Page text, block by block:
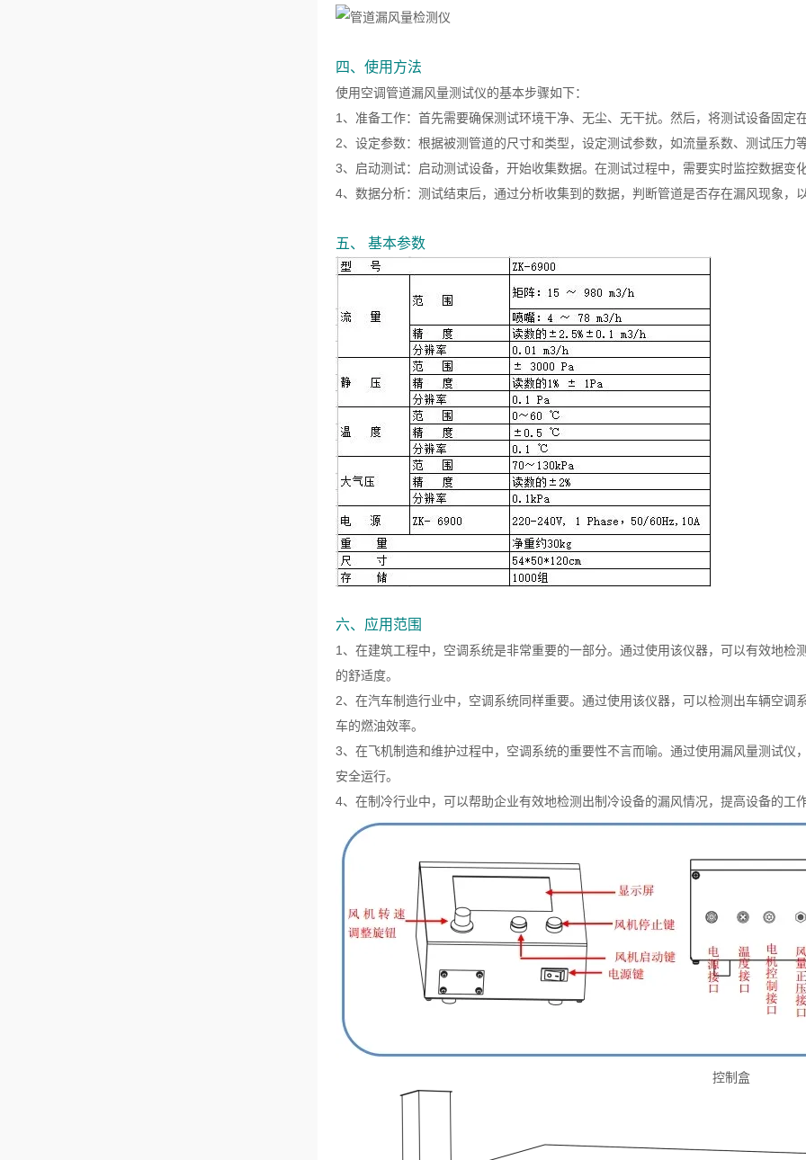
四、使用方法
使用空调管道漏风量测试仪的基本步骤如下：
1、准备工作：首先需要确保测试环境干净、无尘、无干扰。然后，将测试设备固定
2、设定参数：根据被测管道的尺寸和类型，设定测试参数，如流量系数、测试压力
3、启动测试：启动测试设备，开始收集数据。在测试过程中，需要实时监控数据变
4、数据分析：测试结束后，通过分析收集到的数据，判断管道是否存在漏风现象，
五、 基本参数
六、应用范围
1、在建筑工程中，空调系统是非常重要的一部分。通过使用该仪器，可以有效地
的舒适度。
2、在汽车制造行业中，空调系统同样重要。通过使用该仪器，可以检测出车辆空
车的燃油效率。
3、在飞机制造和维护过程中，空调系统的重要性不言而喻。通过使用漏风量测试
安全运行。
4、在制冷行业中，可以帮助企业有效地检测出制冷设备的漏风情况，提高设备的工
控制盒